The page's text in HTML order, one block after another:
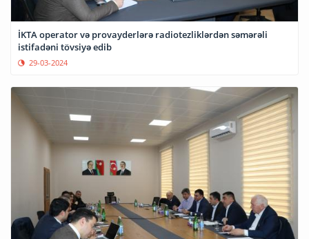
İKTA operator və provayderlərə radiotezliklərdən səmərəli
istifadəni tövsiyə edib
29-03-2024